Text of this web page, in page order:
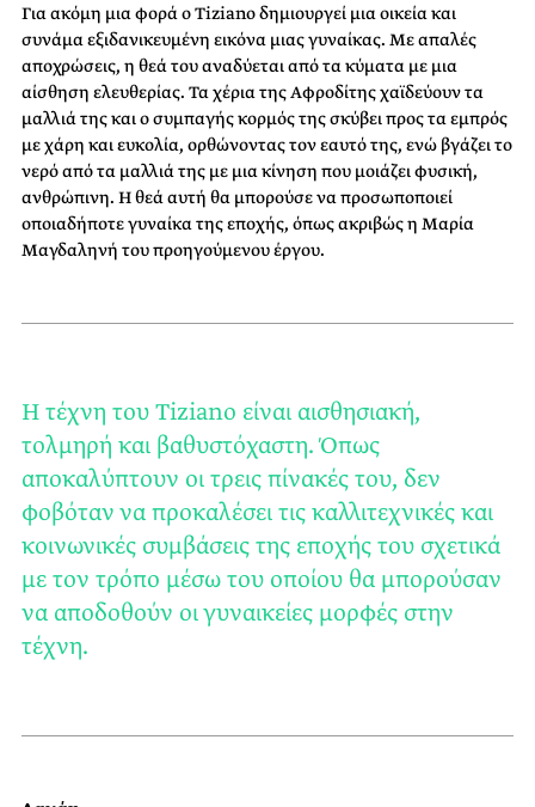
Για ακόμη μια φορά ο Tiziano δημιουργεί μια οικεία και
συνάμα εξιδανικευμένη εικόνα μιας γυναίκας. Με απαλές
αποχρώσεις, η θεά του αναδύεται από τα κύματα με μια
αίσθηση ελευθερίας. Τα χέρια της Αφροδίτης χαϊδεύουν τα
μαλλιά της και ο συμπαγής κορμός της σκύβει προς τα εμπρός
με χάρη και ευκολία, ορθώνοντας τον εαυτό της, ενώ βγάζει το
νερό από τα μαλλιά της με μια κίνηση που μοιάζει φυσική,
ανθρώπινη. Η θεά αυτή θα μπορούσε να προσωποποιεί
οποιαδήποτε γυναίκα της εποχής, όπως ακριβώς η Μαρία
Μαγδαληνή του προηγούμενου έργου.
H τέχνη του Tiziano είναι αισθησιακή,
τολμηρή και βαθυστόχαστη. Όπως
αποκαλύπτουν οι τρεις πίνακές του, δεν
φοβόταν να προκαλέσει τις καλλιτεχνικές και
κοινωνικές συμβάσεις της εποχής του σχετικά
με τον τρόπο μέσω του οποίου θα μπορούσαν
να αποδοθούν οι γυναικείες μορφές στην
τέχνη.